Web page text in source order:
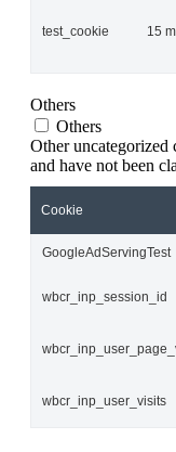
test_cookie 15
Others
Others
Other uncategorized
and have not been
Cookie
GoogleAdServingTest
wbcr_inp_session_id
wbcr_inp_user_visits